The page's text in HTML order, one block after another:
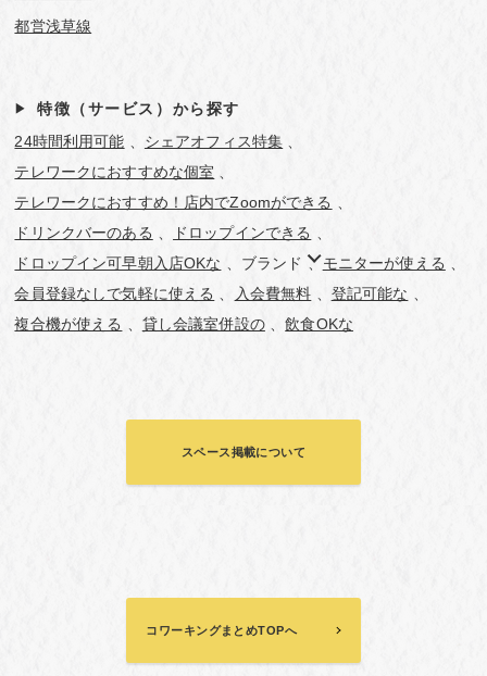
都営浅草線
特徴（サービス）から探す
24時間利用可能
シェアオフィス特集
テレワークにおすすめな個室
テレワークにおすすめ！店内でZoomができる
ドリンクバーのある
ドロップインできる
ドロップイン可早朝入店OKな
ブランド
モニターが使える
会員登録なしで気軽に使える
入会費無料
登記可能な
複合機が使える
貸し会議室併設の 飲食OKな
スペース掲載について
コワーキングまとめTOPへ